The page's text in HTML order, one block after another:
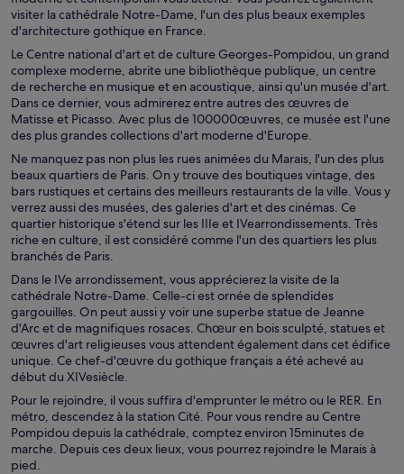
visiter la cathédrale Notre-Dame, l'un des plus beaux exemples
d'architecture gothique en France.
Le Centre national d'art et de culture Georges-Pompidou, un grand
complexe moderne, abrite une bibliothèque publique, un centre
de recherche en musique et en acoustique, ainsi qu'un musée d'art.
Dans ce dernier, vous admirerez entre autres des œuvres de
Matisse et Picasso. Avec plus de 100000œuvres, ce musée est l'une
des plus grandes collections d'art moderne d'Europe.
Ne manquez pas non plus les rues animées du Marais, l'un des plus
beaux quartiers de Paris. On y trouve des boutiques vintage, des
bars rustiques et certains des meilleurs restaurants de la ville. Vous y
verrez aussi des musées, des galeries d'art et des cinémas. Ce
quartier historique s'étend sur les IIIe et IVearrondissements. Très
riche en culture, il est considéré comme l'un des quartiers les plus
branchés de Paris.
Dans le IVe arrondissement, vous apprécierez la visite de la
cathédrale Notre-Dame. Celle-ci est ornée de splendides
gargouilles. On peut aussi y voir une superbe statue de Jeanne
d'Arc et de magnifiques rosaces. Chœur en bois sculpté, statues et
œuvres d'art religieuses vous attendent également dans cet édifice
unique. Ce chef-d'œuvre du gothique français a été achevé au
début du XIVesiècle.
Pour le rejoindre, il vous suffira d'emprunter le métro ou le RER. En
métro, descendez à la station Cité. Pour vous rendre au Centre
Pompidou depuis la cathédrale, comptez environ 15minutes de
marche. Depuis ces deux lieux, vous pourrez rejoindre le Marais à
pied.